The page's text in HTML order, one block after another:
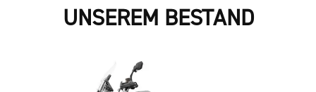
UNSEREM BESTAND